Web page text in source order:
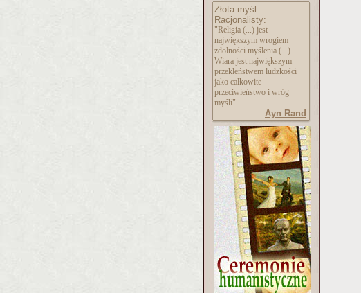
Złota myśl
Racjonalisty:
"Religia (...) jest
największym wrogiem
zdolności myślenia (...)
Wiara jest największym
przekleństwem ludzkości
jako całkowite
przeciwieństwo i wróg
myśli".
Ayn Rand